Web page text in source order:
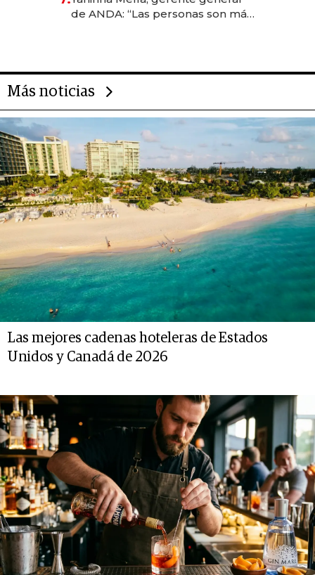
de ANDA: “Las personas son más
Más noticias
Las mejores cadenas hoteleras de Estados
Unidos y Canadá de 2026